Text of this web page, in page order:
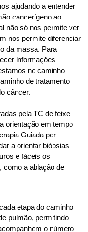
ajudando a entender
cancerígeno ao
não só nos permite ver
nos permite diferenciar
da massa. Para
informações
no caminho
de tratamento
câncer.
pela TC de feixe
orientação em tempo
Guiada por
a orientar biópsias
e fáceis os
como a ablação de
etapa do caminho
pulmão, permitindo
o número